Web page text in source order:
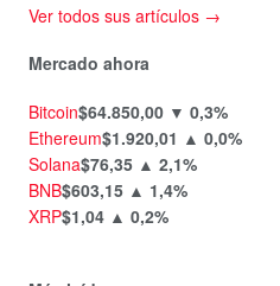
Ver todos sus artículos →
Mercado ahora
Bitcoin$64.850,00 ▼ 0,3%
Ethereum$1.920,01 ▲ 0,0%
Solana$76,35 ▲ 2,1%
BNB$603,15 ▲ 1,4%
XRP$1,04 ▲ 0,2%